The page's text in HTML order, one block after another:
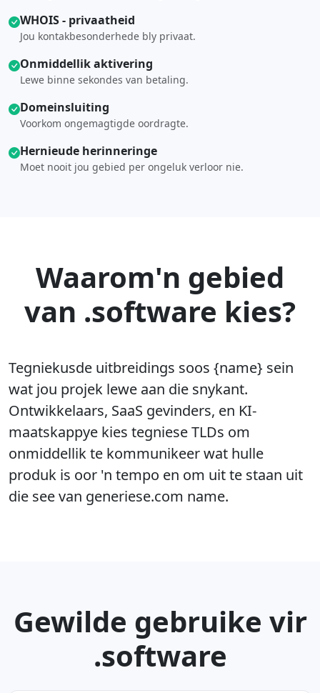
WHOIS - privaatheid
Jou kontakbesonderhede bly privaat.
Onmiddellik aktivering
Lewe binne sekondes van betaling.
Domeinsluiting
Voorkom ongemagtigde oordragte.
Hernieude herinneringe
Moet nooit jou gebied per ongeluk verloor nie.
Waarom'n gebied
van .software kies?
Tegniekusde uitbreidings soos {name} sein
wat jou projek lewe aan die snykant.
Ontwikkelaars, SaaS gevinders, en KI-
maatskappye kies tegniese TLDs om
onmiddellik te kommunikeer wat hulle
produk is oor 'n tempo en om uit te staan uit
die see van generiese.com name.
Gewilde gebruike vir
.software